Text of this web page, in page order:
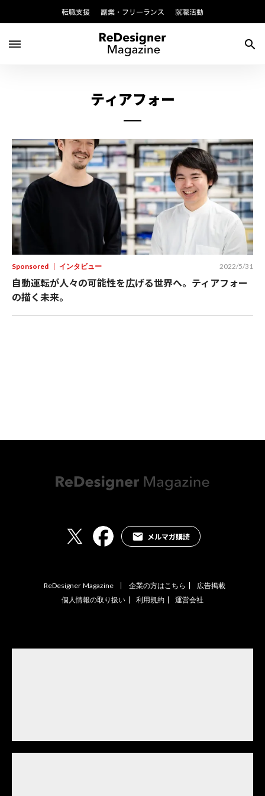
転職支援 副業・フリーランス 就職活動
dehaze search
ティアフォー
Sponsored インタビュー 2022/5/31
自動運転が人々の可能性を広げる世界へ。ティアフォー
の描く未来。
メルマガ購読
ReDesigner Magazine 企業の方はこちら
広告掲載
個人情報の取り扱い
利用規約 運営会社